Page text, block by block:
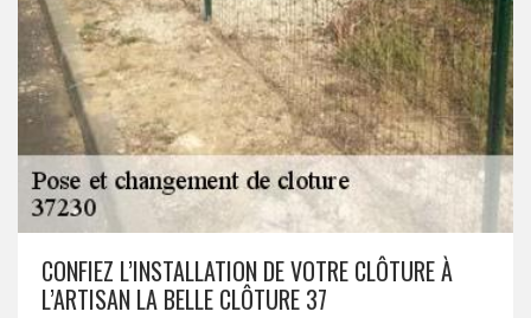
CONFIEZ L’INSTALLATION DE VOTRE CLÔTURE À
L’ARTISAN LA BELLE CLÔTURE 37